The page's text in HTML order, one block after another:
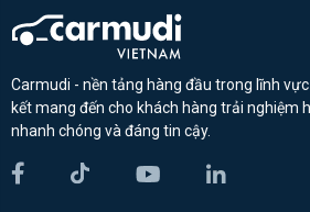
Carmudi - nền tảng hàng đầu trong lĩnh
kết mang đến cho khách hàng trải nghiệm
nhanh chóng và đáng tin cậy.